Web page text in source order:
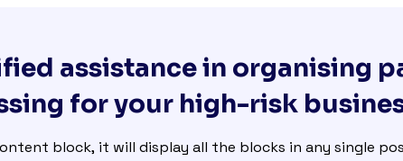
assistance in organising
for your high-risk
block, it will display all the blocks in any single